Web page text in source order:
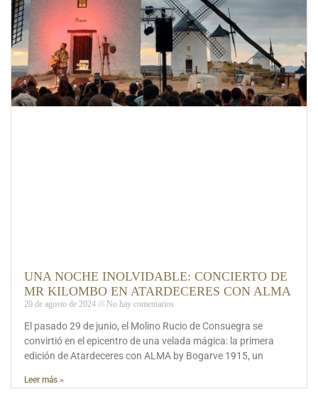
UNA NOCHE INOLVIDABLE: CONCIERTO DE
MR KILOMBO EN ATARDECERES CON ALMA
20 de agosto de 2024 No hay comentarios
El pasado 29 de junio, el Molino Rucio de Consuegra se
convirtió en el epicentro de una velada mágica: la primera
edición de Atardeceres con ALMA by Bogarve 1915, un
Leer más »